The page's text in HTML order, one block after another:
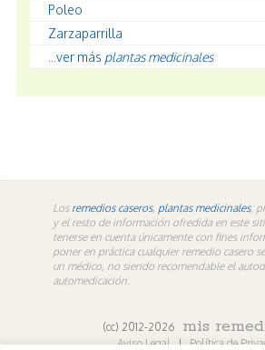
Poleo
Zarzaparrilla
...ver más plantas medicinales
Los remedios caseros, plantas medicinales,
y el resto de información ofredida en este
tenerse en cuenta únicamente con fines
poner en práctica cualquier remedio casero
un médico, no siendo recomendable el
automedicación.
(cc) 2012-2026 mis
Aviso Legal | Política de